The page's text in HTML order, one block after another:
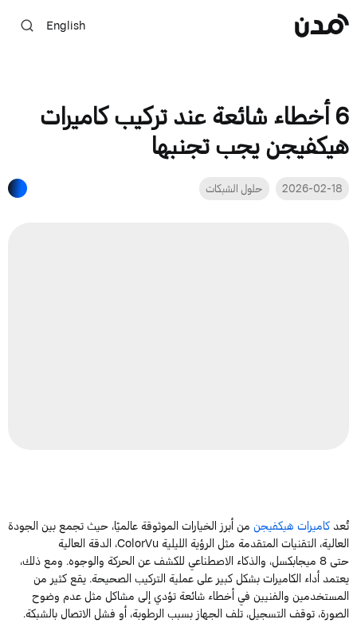
English
6 أخطاء شائعة عند تركيب كاميرات
هيكفيجن يجب تجنبها
2026-02-18 حلول الشبكات
تُعدكاميراتهيكفيجنمن أبرز الخيارات الموثوقة عالميًا، حيث تجمع بين الجودة
العالية، التقنيات المتقدمة مثل الرؤية الليليةColorVu، الدقة العالية
حتى8ميجابكسل، والذكاء الاصطناعي للكشف عن الحركة والوجوه. ومع ذلك،
يعتمد أداء الكاميراتبشكل كبير على عملية التركيب الصحيحة. يقع كثير من
المستخدمين والفنيين في أخطاء شائعة تؤدي إلى مشاكل مثل عدم وضوح
الصورة، توقف التسجيل، تلف الجهاز بسبب الرطوبة، أو فشل الاتصال بالشبكة.